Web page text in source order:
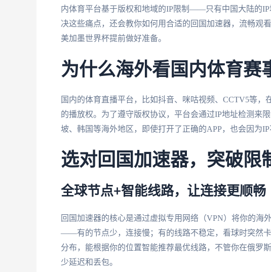
内体育平台基于版权和地域的IP限制——只有中国大陆的
决这些痛点，还会教你如何用合适的回国加速器，流畅观
美加墨世界杯提前做好准备。
为什么海外看国内体育赛
国内的体育直播平台，比如抖音、咪咕视频、CCTV5等
的播放权。为了遵守版权协议，平台会通过IP地址检测来
坡、韩国等海外地区，即使打开了正确的APP，也会因为IP
选对回国加速器，突破限
全球节点+智能线路，让连接更顺畅
回国加速器的核心是通过虚拟专用网络（VPN）将你的海
——有的节点少，连接慢；有的线路不稳定，看球时突然
分布，能根据你的位置智能推荐最优线路，不管你在俄罗
少延迟和丢包。